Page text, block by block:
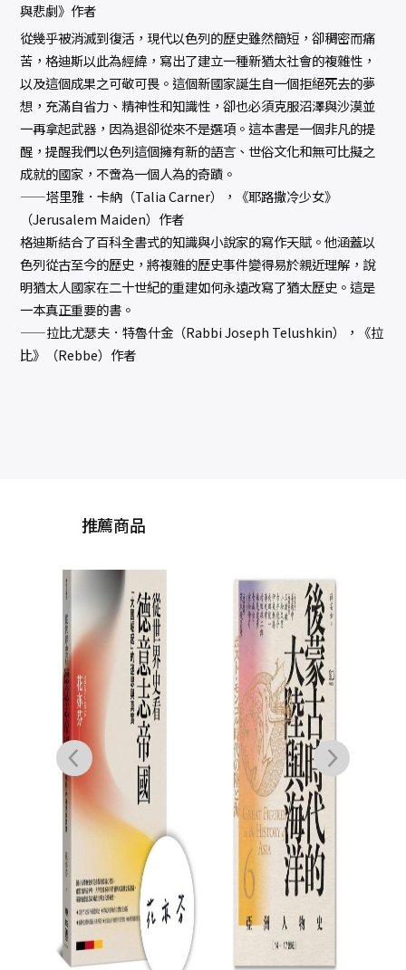
與悲劇》作者
從幾乎被消滅到復活，現代以色列的歷史雖然簡短，卻稠密而痛
苦，格迪斯以此為經緯，寫出了建立一種新猶太社會的複雜性，
以及這個成果之可敬可畏。這個新國家誕生自一個拒絕死去的夢
想，充滿自省力、精神性和知識性，卻也必須克服沼澤與沙漠並
一再拿起武器，因為退卻從來不是選項。這本書是一個非凡的提
醒，提醒我們以色列這個擁有新的語言、世俗文化和無可比擬之
成就的國家，不啻為一個人為的奇蹟。
——塔里雅．卡納（Talia Carner），《耶路撒冷少女》
（Jerusalem Maiden）作者
格迪斯結合了百科全書式的知識與小說家的寫作天賦。他涵蓋以
色列從古至今的歷史，將複雜的歷史事件變得易於親近理解，說
明猶太人國家在二十世紀的重建如何永遠改寫了猶太歷史。這是
一本真正重要的書。
——拉比尤瑟夫．特魯什金（Rabbi Joseph Telushkin），《拉
比》（Rebbe）作者
推薦商品